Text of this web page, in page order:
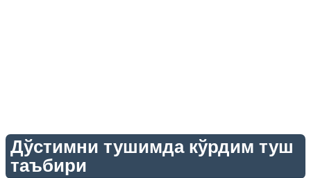
Дўстимни тушимда кўрдим туш
таъбири